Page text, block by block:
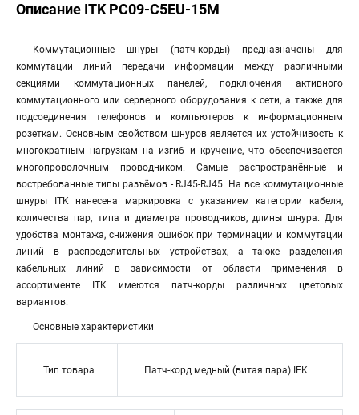
Описание ITK PC09-C5EU-15M
Коммутационные шнуры (патч-корды) предназначены для
коммутации линий передачи информации между различными
секциями коммутационных панелей, подключения активного
коммутационного или серверного оборудования к сети, а также для
подсоединения телефонов и компьютеров к информационным
розеткам. Основным свойством шнуров является их устойчивость к
многократным нагрузкам на изгиб и кручение, что обеспечивается
многопроволочным проводником. Самые распространённые и
востребованные типы разъёмов - RJ45-RJ45. На все коммутационные
шнуры ITK нанесена маркировка с указанием категории кабеля,
количества пар, типа и диаметра проводников, длины шнура. Для
удобства монтажа, снижения ошибок при терминации и коммутации
линий в распределительных устройствах, а также разделения
кабельных линий в зависимости от области применения в
ассортименте ITK имеются патч-корды различных цветовых
вариантов.
Основные характеристики
Тип товара Патч-корд медный (витая пара) IEK